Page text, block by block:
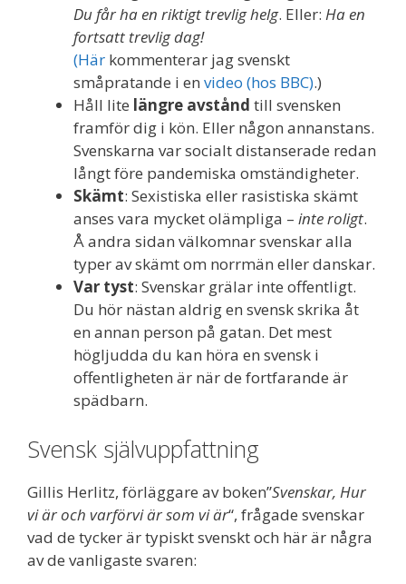
Du får ha en riktigt trevlig helg. Eller: Ha en
fortsatt trevlig dag!
(Här kommenterar jag svenskt
småpratande i en video (hos BBC).)
Håll lite längre avstånd till svensken
framför dig i kön. Eller någon annanstans.
Svenskarna var socialt distanserade redan
långt före pandemiska omständigheter.
Skämt: Sexistiska eller rasistiska skämt
anses vara mycket olämpliga – inte roligt.
Å andra sidan välkomnar svenskar alla
typer av skämt om norrmän eller danskar.
Var tyst: Svenskar grälar inte offentligt.
Du hör nästan aldrig en svensk skrika åt
en annan person på gatan. Det mest
högljudda du kan höra en svensk i
offentligheten är när de fortfarande är
spädbarn.
Svensk självuppfattning
Gillis Herlitz, förläggare av boken”Svenskar, Hur
vi är och varförvi är som vi är“, frågade svenskar
vad de tycker är typiskt svenskt och här är några
av de vanligaste svaren: